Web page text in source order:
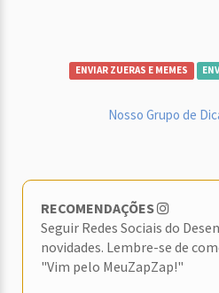
ENVIAR ZUERAS E MEMES
Nosso Grupo de
RECOMENDAÇÕES
Seguir Redes Sociais do
novidades. Lembre-se de
"Vim pelo MeuZapZap!"